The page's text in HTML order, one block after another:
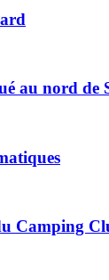
au nord de
Camping